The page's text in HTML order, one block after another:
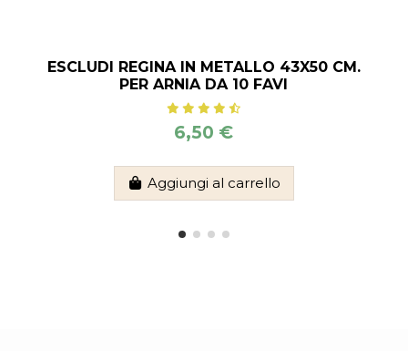
ESCLUDI REGINA IN METALLO 43X50 CM.
PER ARNIA DA 10 FAVI
6,50 €
Aggiungi al carrello